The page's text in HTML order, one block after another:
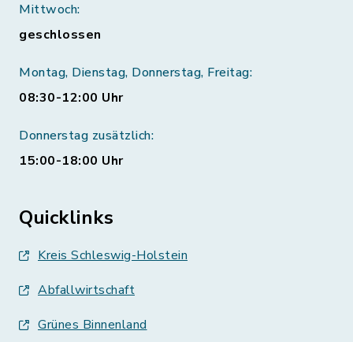
Mittwoch:
geschlossen
Montag, Dienstag, Donnerstag, Freitag:
08:30-12:00 Uhr
Donnerstag zusätzlich:
15:00-18:00 Uhr
Quicklinks
Kreis Schleswig-Holstein
Abfallwirtschaft
Grünes Binnenland